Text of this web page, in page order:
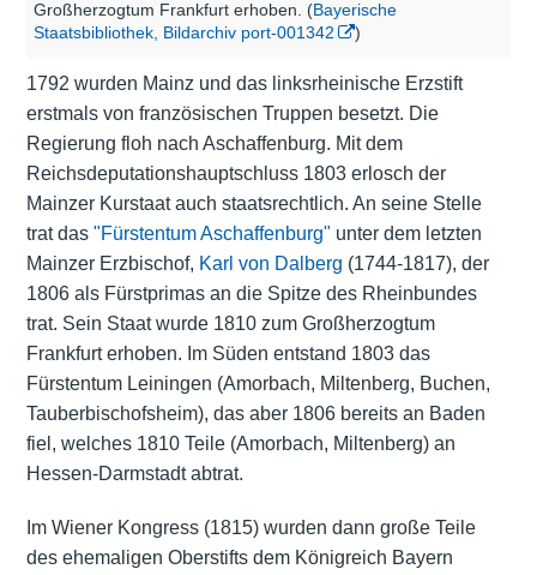
Großherzogtum Frankfurt erhoben. (Bayerische
Staatsbibliothek, Bildarchiv port-001342
)
1792 wurden Mainz und das linksrheinische Erzstift
erstmals von französischen Truppen besetzt. Die
Regierung floh nach Aschaffenburg. Mit dem
Reichsdeputationshauptschluss 1803 erlosch der
Mainzer Kurstaat auch staatsrechtlich. An seine Stelle
trat das "Fürstentum Aschaffenburg" unter dem letzten
Mainzer Erzbischof, Karl von Dalberg (1744-1817), der
1806 als Fürstprimas an die Spitze des Rheinbundes
trat. Sein Staat wurde 1810 zum Großherzogtum
Frankfurt erhoben. Im Süden entstand 1803 das
Fürstentum Leiningen (Amorbach, Miltenberg, Buchen,
Tauberbischofsheim), das aber 1806 bereits an Baden
fiel, welches 1810 Teile (Amorbach, Miltenberg) an
Hessen-Darmstadt abtrat.
Im Wiener Kongress (1815) wurden dann große Teile
des ehemaligen Oberstifts dem Königreich Bayern